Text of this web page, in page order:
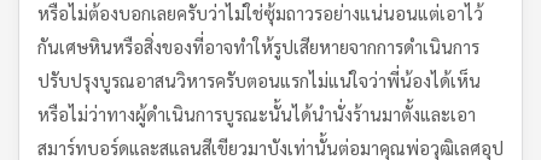
หรือไม่ต้องบอกเลยครับว่าไม่ใช่ซุ้มถาวรอย่างแน่นอนแต่เอาไว้
กันเศษหินหรือสิ่งของที่อาจทำให้รูปเสียหายจากการดำเนินการ
ปรับปรุงบูรณอาสนวิหารครับตอนแรกไม่แน่ใจว่าพี่น้องได้เห็น
หรือไม่ว่าทางผู้ดำเนินการบูรณะนั้นได้นำนั่งร้านมาตั้งและเอา
สมาร์ทบอร์ดและสแลนสีเขียวมาบังเท่านั้นต่อมาคุณพ่อวุฒิเลศอุป